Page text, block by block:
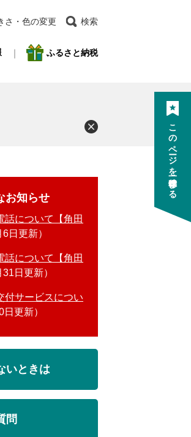
さ・色の変更 検索
ふるさと納税
お知らせ
話について【角田
6日更新
話について【角田
31日更新
付サービスについ
日更新
いときは
問
このページを一時保存する